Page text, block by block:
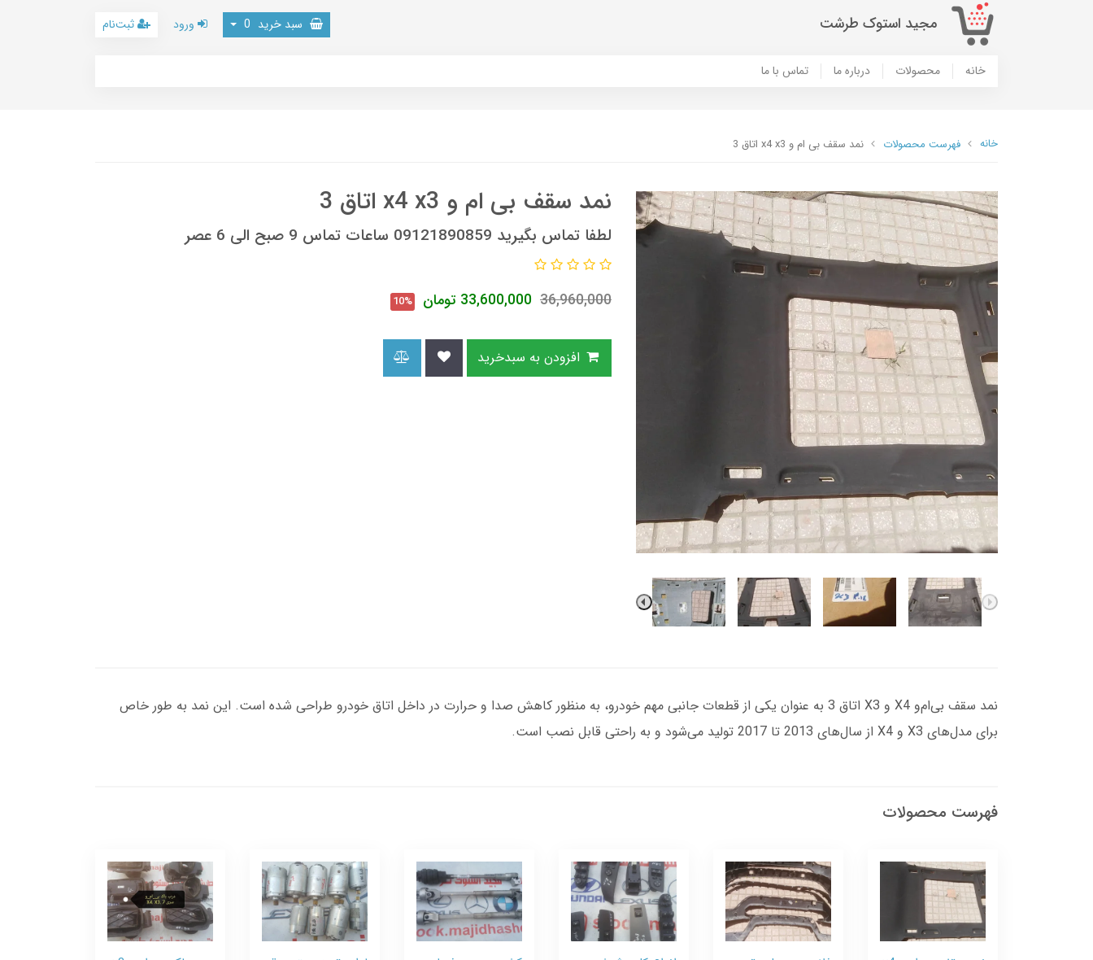
مجید استوک طرشت سبد خرید 0 ورود ثبت‌نام
خانه محصولات درباره ما تماس با ما
خانه فهرست محصولات نمد سقف بی ام و x4 x3 اتاق 3
نمد سقف بی ام و x4 x3 اتاق 3
لطفا تماس بگیرید 09121890859 ساعات تماس 9 صبح الی 6 عصر
36,960,000
33,600,000 تومان 10%
نمد سقف بی‌ام‌و X4 و X3 اتاق 3 به عنوان یکی از قطعات جانبی مهم خودرو، به منظور کاهش صدا و حرارت در داخل اتاق خودرو طراحی شده است. این نمد به طور خاص
برای مدل‌های X3 و X4 از سال‌های 2013 تا 2017 تولید می‌شود و به راحتی قابل نصب است.
فهرست محصولات